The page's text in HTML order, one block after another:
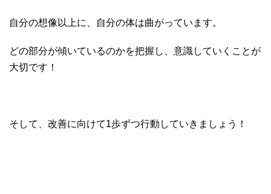
自分の想像以上に、自分の体は曲がっています。
どの部分が傾いているのかを把握し、意識していくことが
大切です！
そして、改善に向けて1歩ずつ行動していきましょう！